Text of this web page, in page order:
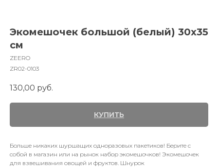
Экомешочек большой (белый) 30х35
см
ZEERO
ZR02-0103
130,00 руб.
КУПИТЬ
Больше никаких шуршащих одноразовых пакетиков! Берите с
собой в магазин или на рынок набор экомешочков! Экомешочек
для взвешивания овощей и фруктов. Шнурок